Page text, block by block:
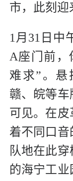
市，此刻迎
1月31日中
A座门前，
难求”。悬
赣、皖等
可见。在
着不同口
队地在此
的海宁工